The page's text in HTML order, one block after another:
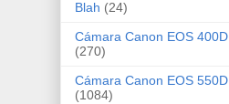
Blah (24)
Cámara Canon EOS 400D
(270)
Cámara Canon EOS 550D
(1084)